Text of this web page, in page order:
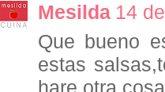
Mesilda 14
Que bueno
estas
hare otra cosa.